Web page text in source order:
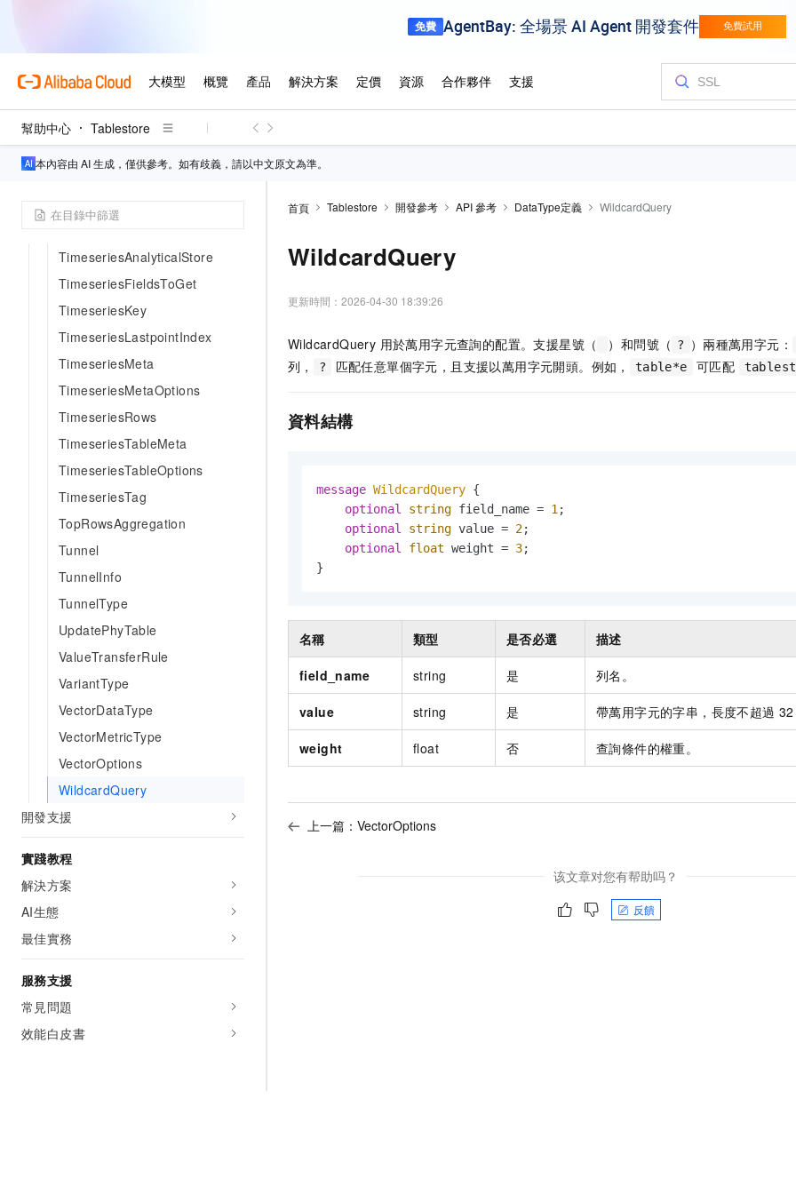
幫助中心 Tablestore
本內容由 AI 生成，僅供參考。如有歧義，請以中文原文為準。
TableInBatchWriteRowRequest
TableInBatchWriteRowRespon
TableMeta
TableOptions
TimeseriesAnalyticalStore
TimeseriesFieldsToGet
TimeseriesKey
TimeseriesLastpointIndex
TimeseriesMeta
TimeseriesMetaOptions
TimeseriesRows
TimeseriesTableMeta
TimeseriesTableOptions
TimeseriesTag
TopRowsAggregation
Tunnel
TunnelInfo
TunnelType
UpdatePhyTable
ValueTransferRule
VariantType
VectorDataType
VectorMetricType
VectorOptions
WildcardQuery
開發支援
實踐教程
解決方案
AI生態
最佳實務
服務支援
常見問題
效能白皮書
首頁 Tablestore 開發參考 API 參考 DataType定義 WildcardQuery
WildcardQuery
更新時間： 2026-04-30 18:39:26
WildcardQuery 用於萬用字元查詢的配置。支援星號（ ）和問號（ ?
）兩種萬用字元：
列，
? 匹配任意單個字元，且支援以萬用字元開頭。例如， table*e 可匹配
資料結構
message WildcardQuery {
optional
string field_name = 1 ;
optional
string value = 2;
optional
float weight = 3;
}
名稱 類型 是否必選 描述
field_name string 是 列名。
value string 是 帶萬用字元的字串，長度不超過
weight float 否 查詢條件的權重。
上一篇： VectorOptions
该文章对您有帮助吗？
反饋